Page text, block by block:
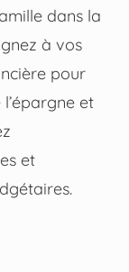
dans la
à vos
pour
et
et